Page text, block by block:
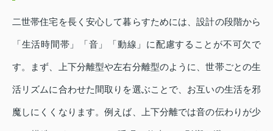
二世帯住宅を長く安心して暮らすためには、設計の段階から
「生活時間帯」「音」「動線」に配慮することが不可欠で
す。まず、上下分離型や左右分離型のように、世帯ごとの生
活リズムに合わせた間取りを選ぶことで、お互いの生活を邪
魔しにくくなります。例えば、上下分離では音の伝わりが少